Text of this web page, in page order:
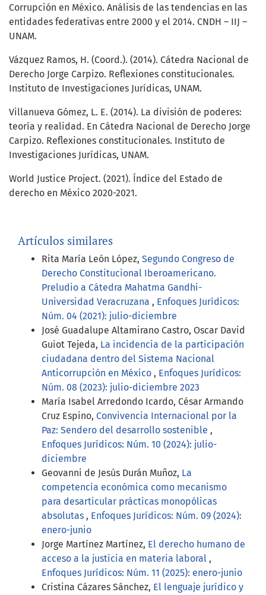
Corrupción en México. Análisis de las tendencias en las
entidades federativas entre 2000 y el 2014. CNDH – IIJ –
UNAM.
Vázquez Ramos, H. (Coord.). (2014). Cátedra Nacional de
Derecho Jorge Carpizo. Reflexiones constitucionales.
Instituto de Investigaciones Jurídicas, UNAM.
Villanueva Gómez, L. E. (2014). La división de poderes:
teoría y realidad. En Cátedra Nacional de Derecho Jorge
Carpizo. Reflexiones constitucionales. Instituto de
Investigaciones Jurídicas, UNAM.
World Justice Project. (2021). Índice del Estado de
derecho en México 2020-2021.
Artículos similares
Rita María León López, Segundo Congreso de
Derecho Constitucional Iberoamericano.
Preludio a Cátedra Mahatma Gandhi-
Universidad Veracruzana , Enfoques Jurídicos:
Núm. 04 (2021): julio-diciembre
José Guadalupe Altamirano Castro, Oscar David
Guiot Tejeda, La incidencia de la participación
ciudadana dentro del Sistema Nacional
Anticorrupción en México , Enfoques Jurídicos:
Núm. 08 (2023): julio-diciembre 2023
María Isabel Arredondo Icardo, César Armando
Cruz Espino, Convivencia Internacional por la
Paz: Sendero del desarrollo sostenible ,
Enfoques Jurídicos: Núm. 10 (2024): julio-
diciembre
Geovanni de Jesús Durán Muñoz, La
competencia económica como mecanismo
para desarticular prácticas monopólicas
absolutas , Enfoques Jurídicos: Núm. 09 (2024):
enero-junio
Jorge Martínez Martínez, El derecho humano de
acceso a la justicia en materia laboral ,
Enfoques Jurídicos: Núm. 11 (2025): enero-junio
Cristina Cázares Sánchez, El lenguaje jurídico y